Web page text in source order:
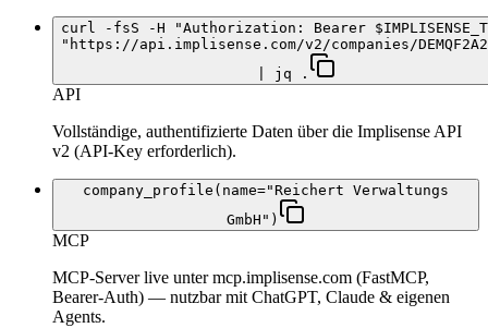
curl -fsS -H "Authorization: Bearer
"https://api.implisense.com/v2/companies/
| jq .
API
Vollständige, authentifizierte Daten über die Implisense API
v2 (API-Key erforderlich).
company_profile(name="Reichert Verwaltungs
GmbH")
MCP
MCP-Server live unter mcp.implisense.com (FastMCP,
Bearer-Auth) — nutzbar mit ChatGPT, Claude & eigenen
Agents.